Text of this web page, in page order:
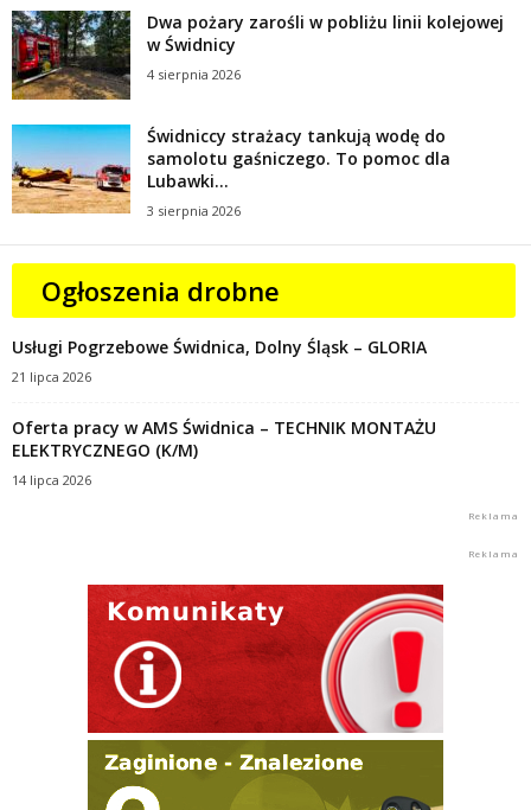
Dwa pożary zarośli w pobliżu linii kolejowej
w Świdnicy
4 sierpnia 2026
Świdniccy strażacy tankują wodę do
samolotu gaśniczego. To pomoc dla
Lubawki...
3 sierpnia 2026
Ogłoszenia drobne
Usługi Pogrzebowe Świdnica, Dolny Śląsk – GLORIA
21 lipca 2026
Oferta pracy w AMS Świdnica – TECHNIK MONTAŻU
ELEKTRYCZNEGO (K/M)
14 lipca 2026